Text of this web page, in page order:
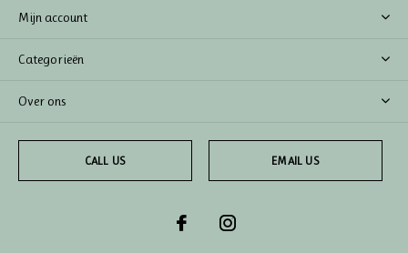
Mijn account
Categorieën
Over ons
CALL US EMAIL US